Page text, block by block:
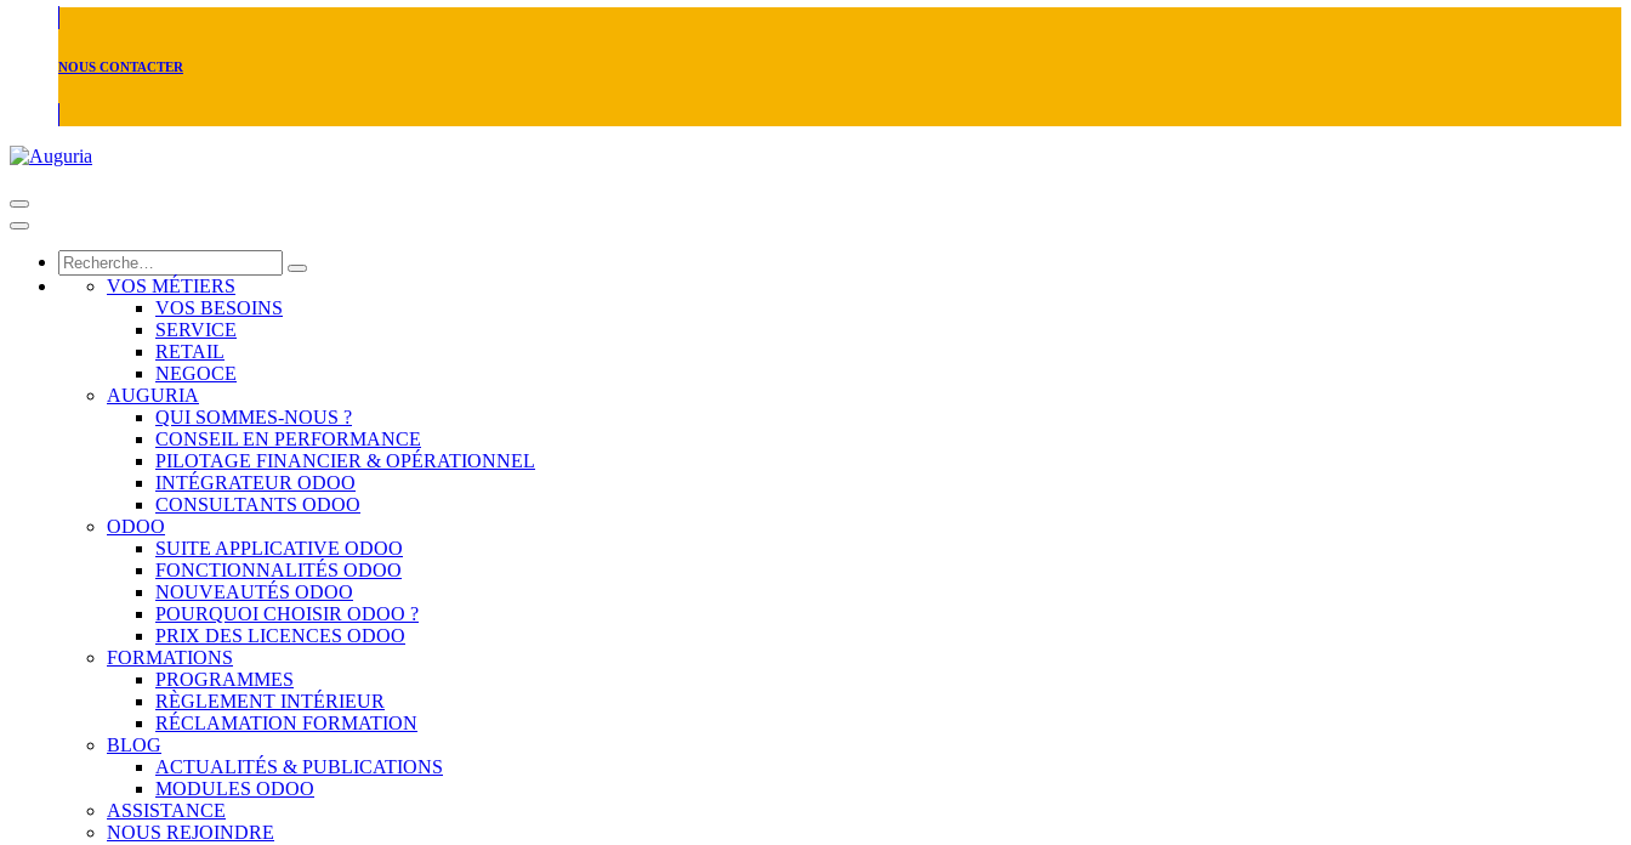
NOUS CONTACTER
VOS MÉTIERS
VOS BESOINS
SERVICE
RETAIL
NEGOCE
AUGURIA
QUI SOMMES-NOUS ?
CONSEIL EN PERFORMANCE
PILOTAGE FINANCIER & OPÉRATIONNEL
INTÉGRATEUR ODOO
CONSULTANTS ODOO
ODOO
SUITE APPLICATIVE ODOO
FONCTIONNALITÉS ODOO
NOUVEAUTÉS ODOO
POURQUOI CHOISIR ODOO ?
PRIX DES LICENCES ODOO
FORMATIONS
PROGRAMMES
RÈGLEMENT INTÉRIEUR
RÉCLAMATION FORMATION
BLOG
ACTUALITÉS & PUBLICATIONS
MODULES ODOO
ASSISTANCE
NOUS REJOINDRE